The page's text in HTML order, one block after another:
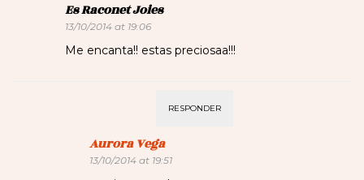
Es Raconet Joies
13/10/2014 at 19:06
Me encanta!! estas preciosaa!!!
RESPONDER
Aurora Vega
13/10/2014 at 19:51